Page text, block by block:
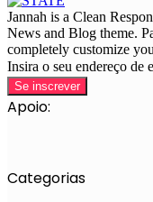
Jannah is a Clean
News and Blog theme.
completely customize
Insira o seu endereço de
Apoio:
Categorias